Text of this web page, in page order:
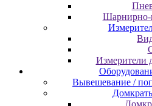
Шapниpнo-
Измepитeли
Вывешевание /